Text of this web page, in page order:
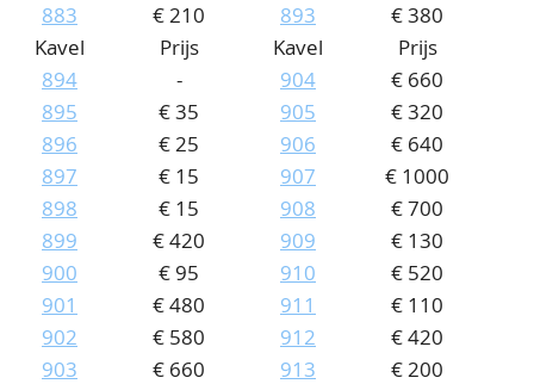
883
€ 210
893
€ 380
Kavel
Prijs
894
-
895
€ 35
896
€ 25
897
€ 15
898
€ 15
899
€ 420
900
€ 95
901
€ 480
902
€ 580
903
€ 660
Kavel
Prijs
904
€ 660
905
€ 320
906
€ 640
907
€ 1000
908
€ 700
909
€ 130
910
€ 520
911
€ 110
912
€ 420
913
€ 200